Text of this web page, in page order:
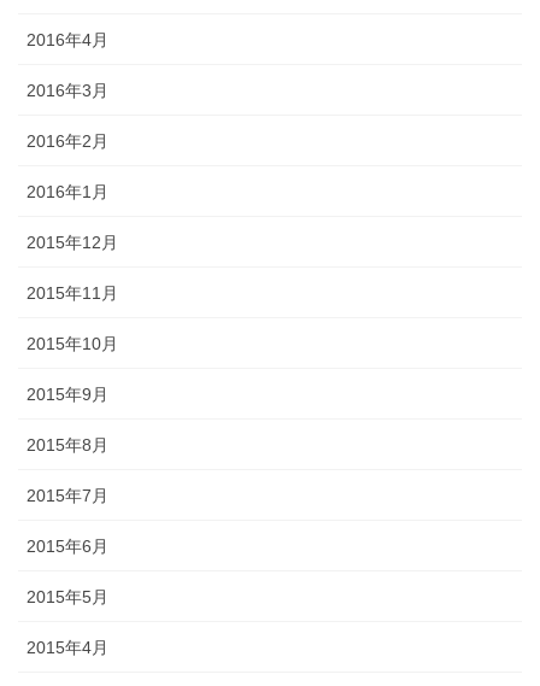
2016年4月
2016年3月
2016年2月
2016年1月
2015年12月
2015年11月
2015年10月
2015年9月
2015年8月
2015年7月
2015年6月
2015年5月
2015年4月